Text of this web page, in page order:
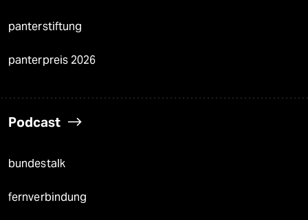
panterstiftung
panterpreis 2026
Podcast
bundestalk
fernverbindung